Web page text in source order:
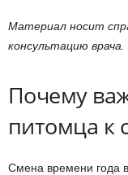
Материал носит
консультацию врача.
Почему
питомца к
Смена времени года